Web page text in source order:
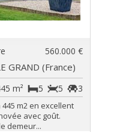
560.000 €
GRAND (France)
3
5
5
m²
m2 en excellent
avec goût.
demeur...